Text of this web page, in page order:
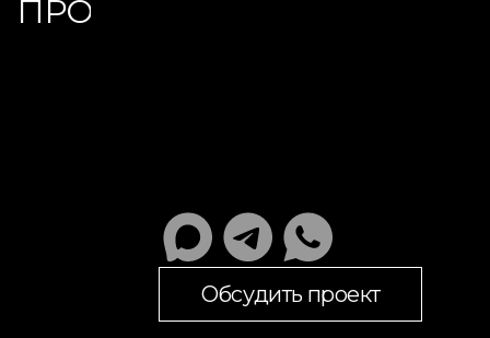
ПРОЕКТОВ
ПРЕДСТАВЬТЕ СВОЮ
КАПСУЛУ В РАЗНЫХ
ЛОКАЦИЯХ И СЦЕНАРИЯХ
ЖИЗНИ